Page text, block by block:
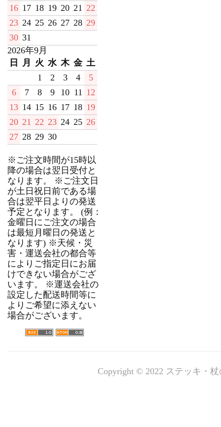
16 17 18 19 20 21 22
23 24 25 26 27 28 29
30 31
2026年9月
日
月 火 水 木 金 土
1
2 3 4
5
6
7 8 9 10 11 12
13 14 15 16 17 18 19
20 21 22 23 24 25 26
27 28 29 30
※ご注文時間が15時以
降の場合は翌日受付と
なります。 ※ご注文日
が土日祝日前である場
合は翌平日よりの発送
予定となります。 (例：
金曜日にご注文の場合
は最短月曜日の発送と
なります) ※天候・災
害・運送会社の都合等
によりご指定日にお届
けできない場合がござ
います。 ※運送会社の
設定した配送時間等に
よりご希望に添えない
場合がございます。
Copyright © 2022 ステッキ・杖